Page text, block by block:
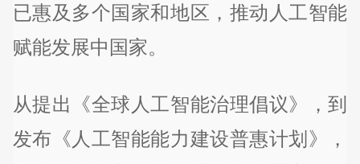
已惠及多个国家和地区，推动人工智能
赋能发展中国家。
从提出《全球人工智能治理倡议》，到
发布《人工智能能力建设普惠计划》，